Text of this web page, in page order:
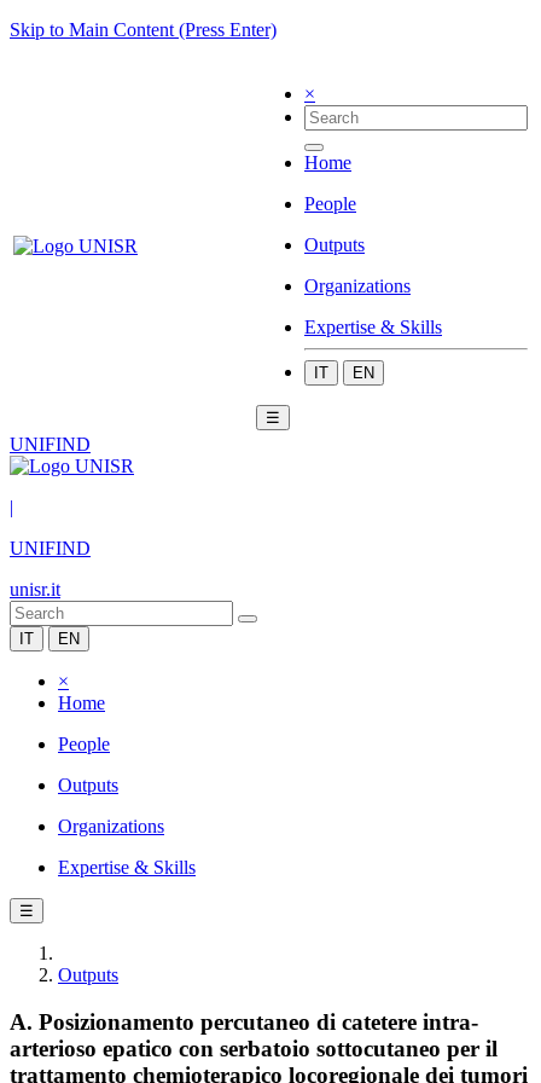
Skip to Main Content (Press Enter)
×
Home
People
Outputs
Organizations
Expertise & Skills
IT EN
☰
UNIFIND
|
UNIFIND
unisr.it
IT EN
×
Home
People
Outputs
Organizations
Expertise & Skills
☰
Outputs
A. Posizionamento percutaneo di catetere intra-
arterioso epatico con serbatoio sottocutaneo per il
trattamento chemioterapico locoregionale dei tumori